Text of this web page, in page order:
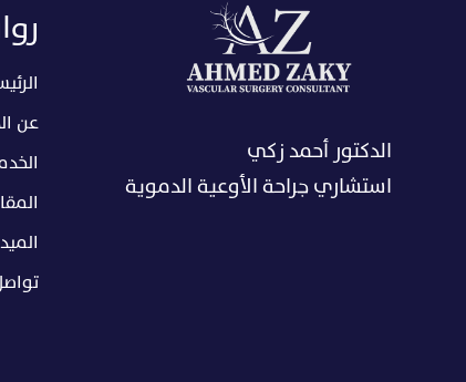
عن
الدكتور أحمد زكي
استشاري جراحة الأوعية الدموية